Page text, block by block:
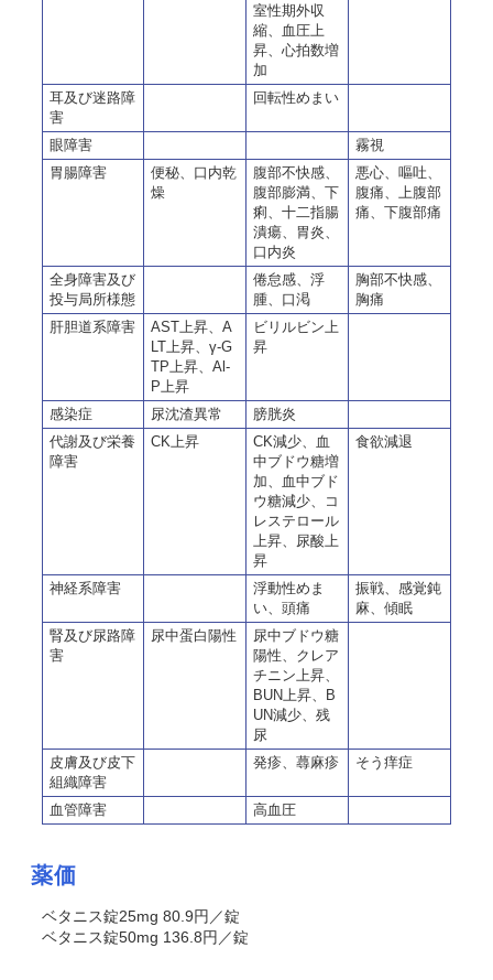
室性期外収
縮、血圧上
昇、心拍数増
加
耳及び迷路障
害
回転性めまい
眼障害
霧視
胃腸障害
便秘、口内乾
燥
腹部不快感、
腹部膨満、下
痢、十二指腸
潰瘍、胃炎、
口内炎
悪心、嘔吐、
腹痛、上腹部
痛、下腹部痛
全身障害及び
投与局所様態
倦怠感、浮
腫、口渇
胸部不快感、
胸痛
肝胆道系障害
AST上昇、A
LT上昇、γ-G
TP上昇、Al-
P上昇
ビリルビン上
昇
感染症 尿沈渣異常
膀胱炎
代謝及び栄養
障害
CK上昇
CK減少、血
中ブドウ糖増
加、血中ブド
ウ糖減少、コ
レステロール
上昇、尿酸上
昇
食欲減退
神経系障害
浮動性めま
い、頭痛
振戦、感覚鈍
麻、傾眠
腎及び尿路障
害
尿中蛋白陽性
尿中ブドウ糖
陽性、クレア
チニン上昇、
BUN上昇、B
UN減少、残
尿
皮膚及び皮下
組織障害
発疹、蕁麻疹 そう痒症
血管障害 高血圧
薬価
ベタニス錠25mg 80.9円／錠
ベタニス錠50mg 136.8円／錠